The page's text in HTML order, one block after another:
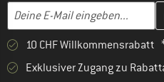
E-Mail-Adresse
Gib hier deine E-Mail-Adresse
10 CHF Willkommensrabatt
Exklusiver Zugang zu